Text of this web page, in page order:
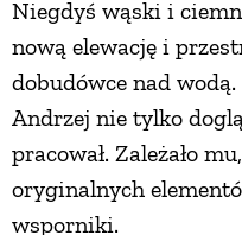
Niegdyś wąski i
nową elewację i
dobudówce nad wodą.
Andrzej nie tylko
pracował. Zależało
oryginalnych
wsporniki.